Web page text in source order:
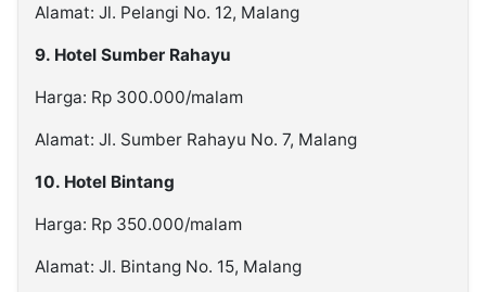
Alamat: Jl. Pelangi No. 12, Malang
9. Hotel Sumber Rahayu
Harga: Rp 300.000/malam
Alamat: Jl. Sumber Rahayu No. 7, Malang
10. Hotel Bintang
Harga: Rp 350.000/malam
Alamat: Jl. Bintang No. 15, Malang